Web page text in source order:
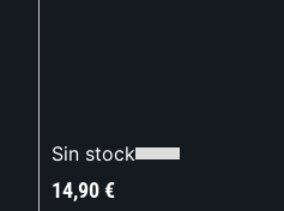
Sin stock
14,90€